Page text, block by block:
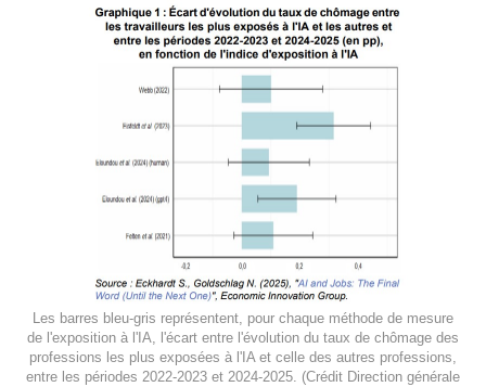
Les barres bleu-gris représentent, pour chaque méthode de mesure
de l'exposition à l'IA, l'écart entre l'évolution du taux de chômage des
professions les plus exposées à l'IA et celle des autres professions,
entre les périodes 2022-2023 et 2024-2025. (Crédit Direction générale